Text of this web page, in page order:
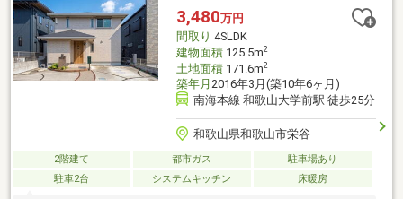
のLDK一体空間、家族の様子を感じやすい設計です。■2台駐車可
能【周辺環境】■イオンモール和歌山まで徒歩１８分■貴志中学校
まで徒歩３４分
3,480万円
間取り 4SLDK
建物面積125.5m2
土地面積171.6m2
築年月 2016年3月(築10年6ヶ月)
南海本線 和歌山大学前駅 徒歩25分
和歌山県和歌山市栄谷
2階建て 都市ガス
駐車場あり
駐車2台
システムキッチン 床暖房